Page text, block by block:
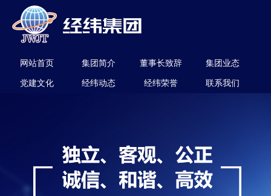
网站首页 集团简介 董事长致辞 集团业态
党建文化 经纬动态 经纬荣誉 联系我们